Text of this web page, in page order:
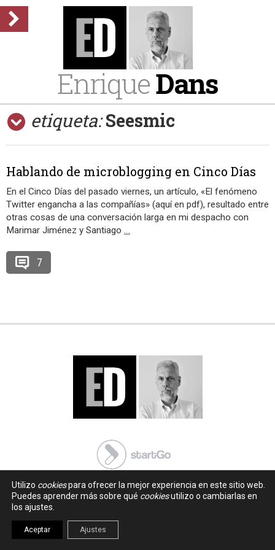
EnriqueDans
etiqueta: Seesmic
Hablando de microblogging en Cinco Días
En el Cinco Días del pasado viernes, un artículo, «El fenómeno
Twitter engancha a las compañías» (aquí en pdf), resultado entre
otras cosas de una conversación larga en mi despacho con
Marimar Jiménez y Santiago …
7
Utilizo cookiespara ofrecer la mejor experiencia en este sitio web.
Puedes aprender más sobre qué cookiesutilizo o cambiarlas en
los ajustes.
Aceptar Ajustes